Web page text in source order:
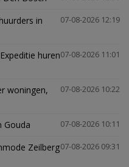
07-08-2026 12:19
in
07-08-2026 11:01
huren
07-08-2026 10:22
woningen,
07-08-2026 10:11
Gouda
07-08-2026 09:31
Zeilberg